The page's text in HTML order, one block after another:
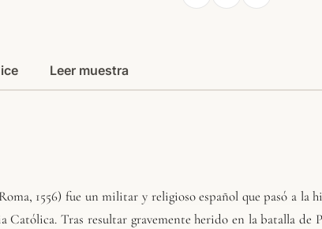
Leer muestra
1556) fue un militar y religioso español que pasó a la
Tras resultar gravemente herido en la batalla de